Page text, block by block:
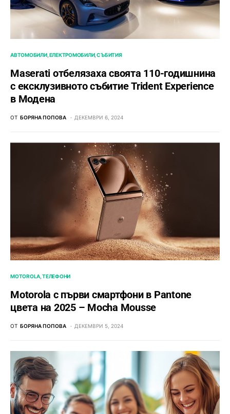
АВТОМОБИЛИ ЕЛЕКТРОМОБИЛИ СЪБИТИЯ
Maserati отбелязаха своята 110-годишнина
с ексклузивното събитие Trident Experience
в Модена
ОТ БОРЯНА ПОПОВА ДЕКЕМВРИ 6, 2024
MOTOROLA ТЕЛЕФОНИ
Motorola с първи смартфони в Pantone
цвета на 2025 – Mocha Mousse
ОТ БОРЯНА ПОПОВА ДЕКЕМВРИ 5, 2024